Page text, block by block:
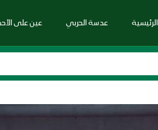
الرئيسية عدسة الحربي عين على